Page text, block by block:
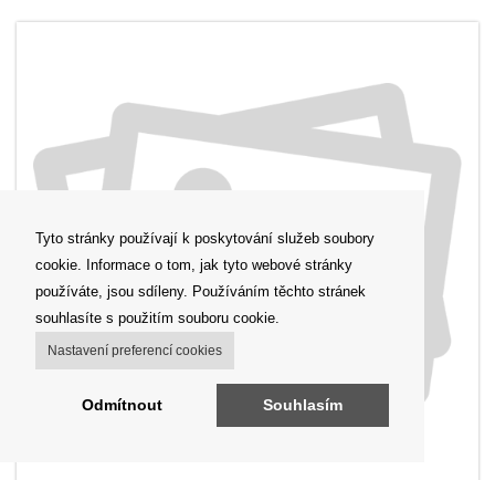
Tyto stránky používají k poskytování služeb soubory
cookie. Informace o tom, jak tyto webové stránky
používáte, jsou sdíleny. Používáním těchto stránek
souhlasíte s použitím souboru cookie.
Nastavení preferencí cookies
Odmítnout Souhlasím